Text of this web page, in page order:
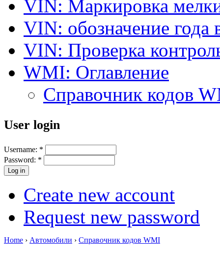
VIN: Маркировка
VIN: обозначение года
VIN: Проверка
WMI: Оглавление
Справочник кодов
User login
Username: *
Password: *
Create new account
Request new password
Home › Автомобили › Справочник кодов WMI